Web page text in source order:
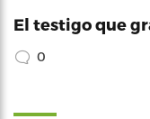
El testigo que
0